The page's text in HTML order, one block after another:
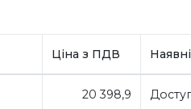
Ціна з ПДВ
20 398,9